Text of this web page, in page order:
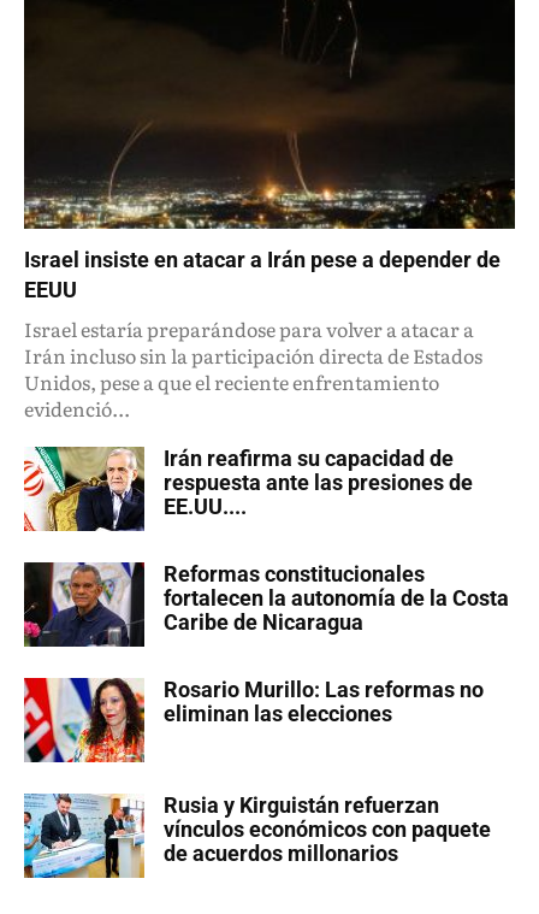
Israel insiste en atacar a Irán pese a depender de
EEUU
Israel estaría preparándose para volver a atacar a
Irán incluso sin la participación directa de Estados
Unidos, pese a que el reciente enfrentamiento
evidenció...
Irán reafirma su capacidad de
respuesta ante las presiones de
EE.UU....
Reformas constitucionales
fortalecen la autonomía de la Costa
Caribe de Nicaragua
Rosario Murillo: Las reformas no
eliminan las elecciones
Rusia y Kirguistán refuerzan
vínculos económicos con paquete
de acuerdos millonarios